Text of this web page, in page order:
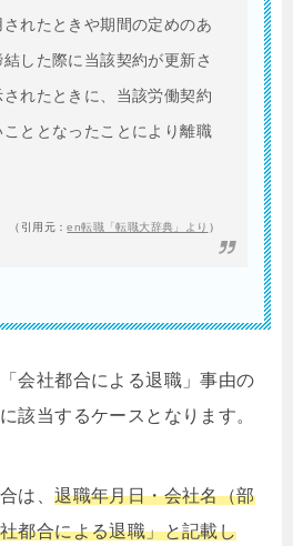
されたときや期間の定めのあ
した際に当該契約が更新さ
れたときに、当該労働契約
ととなったことにより離職
（引用元：en転職「転職大辞典」より ）
会社都合による退職」事由の
該当するケースとなります。
は、退職年月日・会社名（部
都合による退職」と記載し